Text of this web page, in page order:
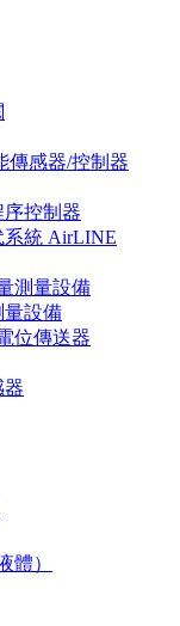
傳感器/控制器
序控制器
系統 AirLINE
測量設備
量設備
位傳送器
器
體）